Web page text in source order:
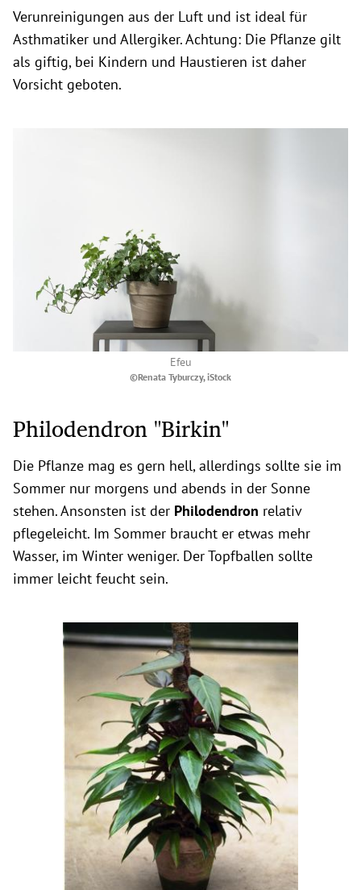
Verunreinigungen aus der Luft und ist ideal für
Asthmatiker und Allergiker. Achtung: Die Pflanze gilt
als giftig, bei Kindern und Haustieren ist daher
Vorsicht geboten.
Efeu
©Renata Tyburczy, iStock
Philodendron "Birkin"
Die Pflanze mag es gern hell, allerdings sollte sie im
Sommer nur morgens und abends in der Sonne
stehen. Ansonsten ist der Philodendron relativ
pflegeleicht. Im Sommer braucht er etwas mehr
Wasser, im Winter weniger. Der Topfballen sollte
immer leicht feucht sein.